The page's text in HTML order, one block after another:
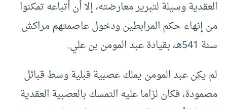
العقدية وسيلة لتبرير معارضته، إلا أن أتباعه تمكنوا
من إنهاء حكم المرابطين ودخول عاصمتهم مراكش
سنة 541هـ، بقيادة عبد المومن بن علي.
لم يكن عبد المومن يملك عصبية قبلية وسط قبائل
مصمودة، فكان لزاما عليه التمسك بالعصبية العقدية